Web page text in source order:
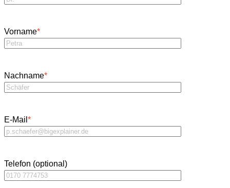
Vorname*
Nachname*
E-Mail *
Telefon (optional)